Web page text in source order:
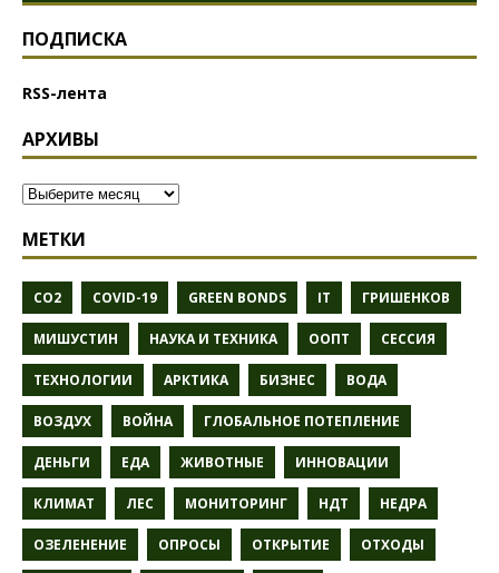
ПОДПИСКА
RSS-лента
АРХИВЫ
МЕТКИ
CO2 COVID-19 GREEN BONDS IT ГРИШЕНКОВ
МИШУСТИН НАУКА И ТЕХНИКА ООПТ СЕССИЯ
ТЕХНОЛОГИИ АРКТИКА БИЗНЕС ВОДА
ВОЗДУХ ВОЙНА ГЛОБАЛЬНОЕ ПОТЕПЛЕНИЕ
ДЕНЬГИ ЕДА ЖИВОТНЫЕ ИННОВАЦИИ
КЛИМАТ ЛЕС МОНИТОРИНГ НДТ НЕДРА
ОЗЕЛЕНЕНИЕ ОПРОСЫ ОТКРЫТИЕ ОТХОДЫ